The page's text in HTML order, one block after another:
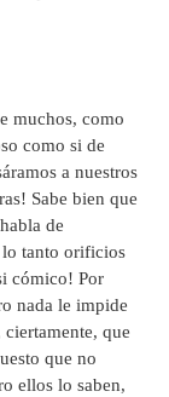
muchos, como
como si de
a nuestros
Sabe bien que
de
lo tanto orificios
cómico! Por
nada le impide
que
que no
ellos lo saben,